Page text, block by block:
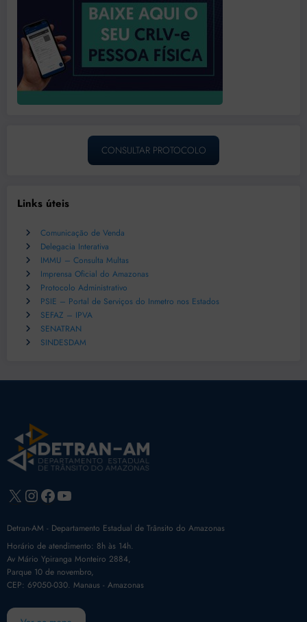
CONSULTAR PROTOCOLO
Links úteis
Comunicação de Venda
Delegacia Interativa
IMMU – Consulta Multas
Imprensa Oficial do Amazonas
Protocolo Administrativo
PSIE – Portal de Serviços do Inmetro nos Estados
SEFAZ – IPVA
SENATRAN
SINDESDAM
X Instagram
Facebook
Youtube
Detran-AM - Departamento Estadual de Trânsito do Amazonas
Horário de atendimento: 8h às 14h.
Av Mário Ypiranga Monteiro 2884,
Parque 10 de novembro,
CEP: 69050-030. Manaus - Amazonas